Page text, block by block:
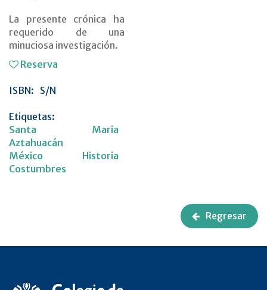
La presente crónica ha
requerido de una
minuciosa investigación.
Reserva
ISBN: S/N
Etiquetas:
Santa Maria
Aztahuacán
México
Historia
Costumbres
Regresar